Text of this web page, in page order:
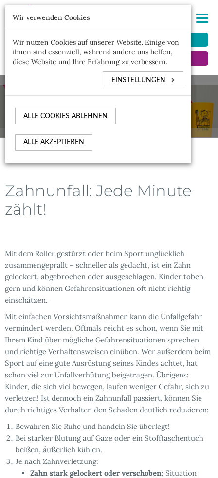
MITGLIEDERBEREICH
KINDERZAHNARZTSUCHE
Zahnunfall: Jede Minute
zählt!
Mit dem Roller gestürzt oder beim Sport unglücklich
zusammengeprallt – schneller als gedacht, ist ein Zahn
gelockert, abgebrochen oder ausgeschlagen. Kinder toben
gern und können Gefahrensituationen oft nicht richtig
einschätzen.
Mit einfachen Vorsichtsmaßnahmen kann die Unfallgefahr
vermindert werden. Oftmals reicht es schon, wenn Sie mit
Ihrem Kind über mögliche Gefahrensituationen sprechen
und richtige Verhaltensweisen einüben. Wer außerdem beim
Sport auf eine gute Ausrüstung seines Kindes achtet, hat
schon viel zur Unfallverhütung beigetragen. Übrigens:
Kinder, die sich viel bewegen, laufen weniger Gefahr, sich zu
verletzen! Ist dennoch ein Zahnunfall passiert, können Sie
durch richtiges Verhalten den Schaden deutlich reduzieren:
Bewahren Sie Ruhe und handeln Sie überlegt!
Bei starker Blutung auf Gaze oder ein Stofftaschentuch
beißen, äußerlich kühlen.
Je nach Zahnverletzung:
Zahn stark gelockert oder verschoben: Situation
Wir verwenden Cookies
Wir nutzen Cookies auf unserer Website. Einige von
ihnen sind essenziell, während andere uns helfen,
diese Website und Ihre Erfahrung zu verbessern.
EINSTELLUNGEN
ALLE COOKIES ABLEHNEN
ALLE AKZEPTIEREN